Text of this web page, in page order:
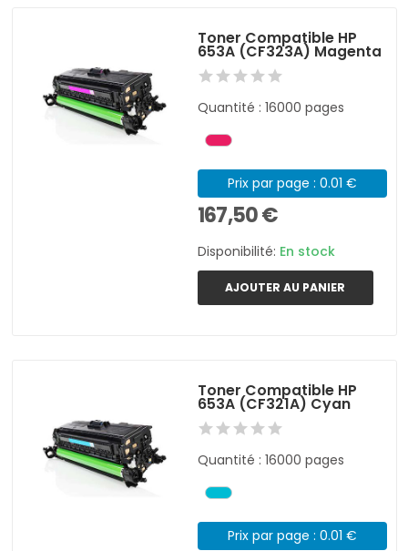
Toner Compatible HP
653A (CF323A) Magenta
Quantité : 16000 pages
Prix par page : 0.01 €
167,50 €
Disponibilité: En stock
AJOUTER AU PANIER
Toner Compatible HP
653A (CF321A) Cyan
Quantité : 16000 pages
Prix par page : 0.01 €